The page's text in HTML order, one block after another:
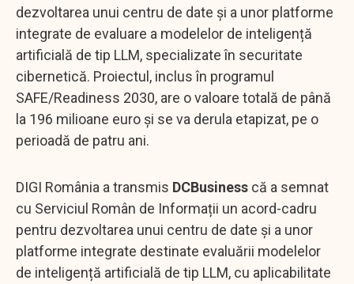
dezvoltarea unui centru de date și a unor platforme
integrate de evaluare a modelelor de inteligență
artificială de tip LLM, specializate în securitate
cibernetică. Proiectul, inclus în programul
SAFE/Readiness 2030, are o valoare totală de până
la 196 milioane euro și se va derula etapizat, pe o
perioadă de patru ani.
DIGI România a transmis DCBusiness că a semnat
cu Serviciul Român de Informații un acord-cadru
pentru dezvoltarea unui centru de date și a unor
platforme integrate destinate evaluării modelelor
de inteligență artificială de tip LLM, cu aplicabilitate